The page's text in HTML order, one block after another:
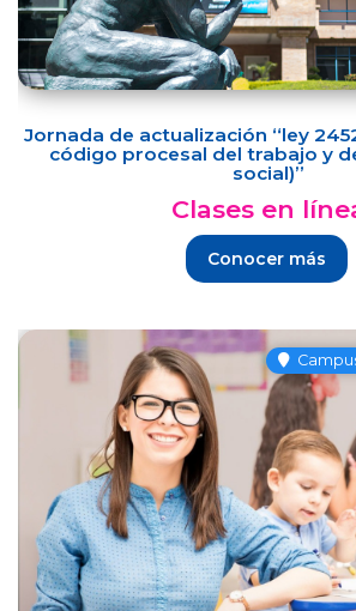
Jornada de actualización “ley
código procesal del trabajo y
social)”
Clases en
Conocer más